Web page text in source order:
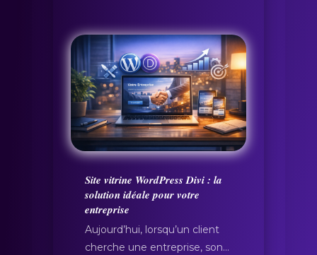
Site vitrine WordPress Divi : la
solution idéale pour votre
entreprise
Aujourd’hui, lorsqu’un client
cherche une entreprise, son…